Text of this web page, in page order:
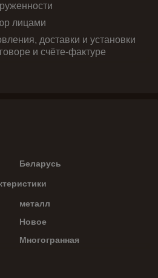
лицами
доставки и установки
и счёте-фактуре
Беларусь
металл
Новое
Многогранная